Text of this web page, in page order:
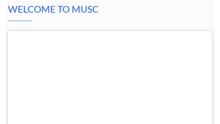
WELCOME TO MUSC